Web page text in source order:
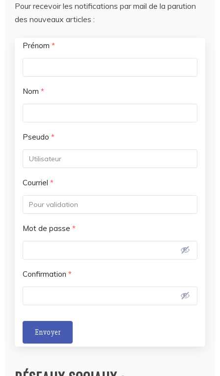
Pour recevoir les notifications par mail de la parution
des nouveaux articles :
Prénom *
Nom *
Pseudo *
Courriel *
Mot de passe *
Confirmation *
Envoyer